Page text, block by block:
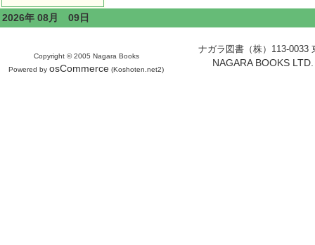
2026年 08月 09日
Copyright © 2005 Nagara Books
Powered by osCommerce (Koshoten.net2)
ナガラ図書（株）113-
NAGARA BOOKS